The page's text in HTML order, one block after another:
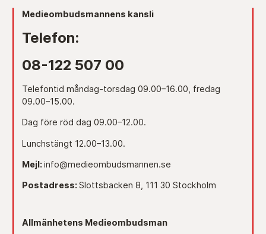
Medieombudsmannens kansli
Telefon:
08-122 507 00
Telefontid måndag-torsdag 09.00–16.00, fredag
09.00–15.00.
Dag före röd dag 09.00–12.00.
Lunchstängt 12.00–13.00.
Mejl: info@medieombudsmannen.se
Postadress: Slottsbacken 8, 111 30 Stockholm
Allmänhetens Medieombudsman